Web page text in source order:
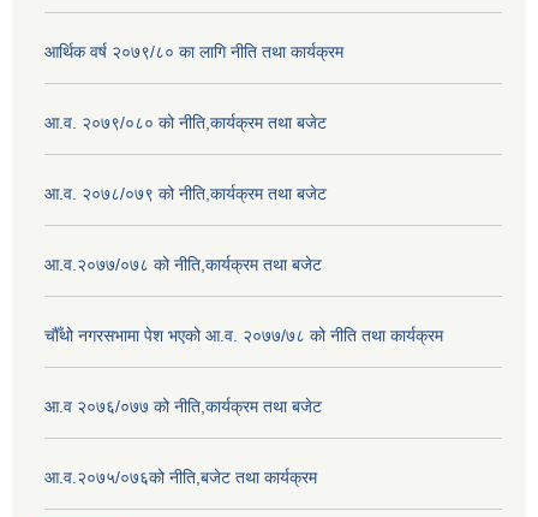
आर्थिक वर्ष २०७९/८० का लागि नीति तथा कार्यक्रम
आ.व. २०७९/०८० को नीति,कार्यक्रम तथा बजेट
आ.व. २०७८/०७९ को नीति,कार्यक्रम तथा बजेट
आ.व.२०७७/०७८ को नीति,कार्यक्रम तथा बजेट
चौँथो नगरसभामा पेश भएको आ.व. २०७७/७८ को नीति तथा कार्यक्रम
आ.व २०७६/०७७ को नीति,कार्यक्रम तथा बजेट
आ.व.२०७५/०७६को नीति,बजेट तथा कार्यक्रम